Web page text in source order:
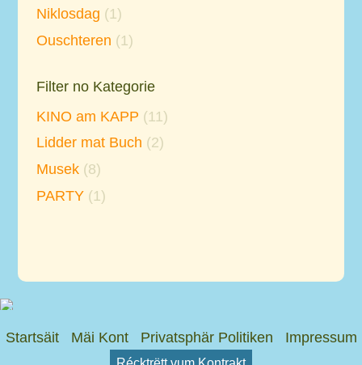
Niklosdag (1)
Ouschteren (1)
Filter no Kategorie
KINO am KAPP (11)
Lidder mat Buch (2)
Musek (8)
PARTY (1)
Startsäit Mäi Kont Privatsphär Politiken Impressum